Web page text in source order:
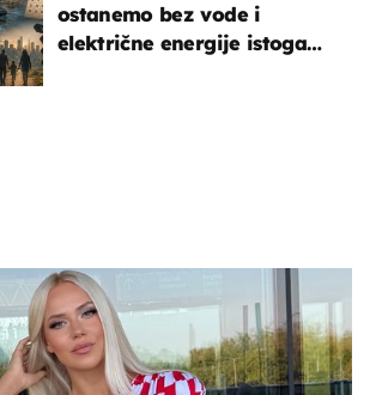
ostanemo bez vode i
električne energije istoga